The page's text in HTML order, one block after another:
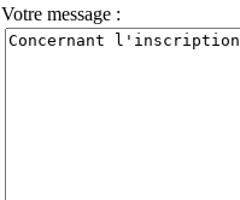
Votre message :